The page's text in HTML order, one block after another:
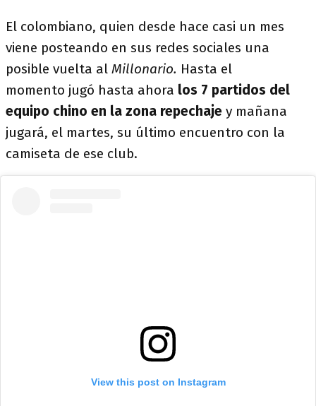
El colombiano, quien desde hace casi un mes
viene posteando en sus redes sociales una
posible vuelta al Millonario. Hasta el
momento jugó hasta ahora los 7 partidos del
equipo chino en la zona repechaje y mañana
jugará, el martes, su último encuentro con la
camiseta de ese club.
View this post on Instagram